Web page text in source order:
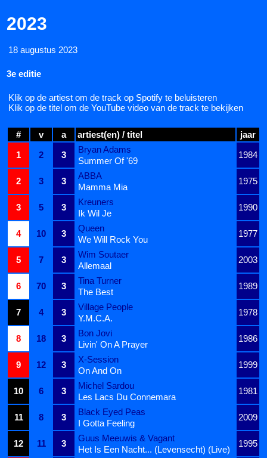
2023
18 augustus 2023
3e editie
Klik op de artiest om de track op Spotify te beluisteren
Klik op de titel om de YouTube video van de track te bekijken
# v a artiest(en) / titel
jaar
1
2 3
Bryan Adams
1984
Summer Of '69
2
3 3
ABBA
1975
Mamma Mia
3
5 3
Kreuners
1990
Ik Wil Je
4
10 3
Queen
1977
We Will Rock You
5
7 3
Wim Soutaer
2003
Allemaal
6
70 3
Tina Turner
1989
The Best
7
4 3
Village People
1978
Y.M.C.A.
8
18 3
Bon Jovi
1986
Livin' On A Prayer
9
12 3
X-Session
1999
On And On
10
6 3
Michel Sardou
1981
Les Lacs Du Connemara
11
8 3
Black Eyed Peas
2009
I Gotta Feeling
12
11 3
Guus Meeuwis & Vagant
1995
Het Is Een Nacht... (Levensecht) (Live)